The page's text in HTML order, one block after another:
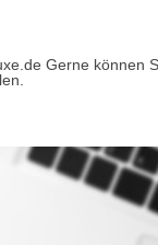
Gerne können